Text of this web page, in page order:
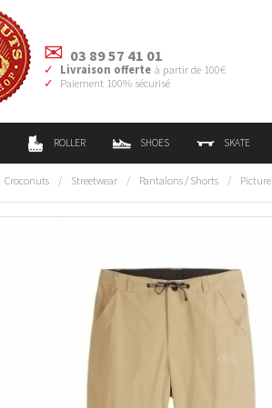
03 89 57 41 01
Livraison offerte à partir de 100€
Paiement 100% sécurisé
ROLLER SHOES SKATE
Croconuts / Streetwear / Pantalons / Shorts / Picture